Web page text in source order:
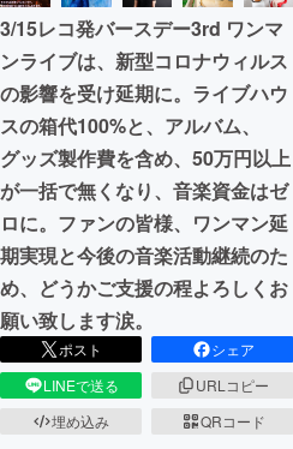
まちづくり・地域活性化
CAMPFIRE for Social Good
CAMPFIREふるさと納税
3/15レコ発バースデー3rd ワンマ
ンライブは、新型コロナウィルス
の影響を受け延期に。ライブハウ
スの箱代100%と、アルバム、
グッズ製作費を含め、50万円以上
が一括で無くなり、音楽資金はゼ
ロに。ファンの皆様、ワンマン延
期実現と今後の音楽活動継続のた
め、どうかご支援の程よろしくお
願い致します涙。
ポスト
シェア
LINEで送る
URLコピー
埋め込み
QRコード